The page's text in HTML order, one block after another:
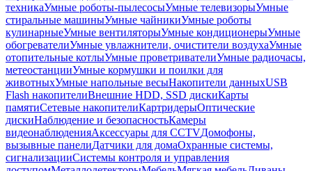
техникаУмные роботы-пылесосыУмные телевизорыУмные
стиральные машиныУмные чайникиУмные роботы
кулинарныеУмные вентиляторыУмные кондиционерыУмные
обогревателиУмные увлажнители, очистители воздухаУмные
отопительные котлыУмные проветривателиУмные радиочасы,
метеостанцииУмные кормушки и поилки для
животныхУмные напольные весыНакопители данныхUSB
Flash накопителиВнешние HDD, SSD дискиКарты
памятиСетевые накопителиКартридерыОптические
дискиНаблюдение и безопасностьКамеры
видеонаблюденияАксессуары для CCTVДомофоны,
вызывные панелиДатчики для домаОхранные системы,
сигнализацииСистемы контроля и управления